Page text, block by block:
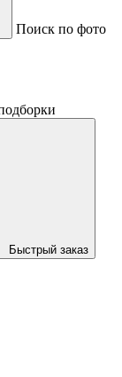
Поиск по фото
Быстрый заказ